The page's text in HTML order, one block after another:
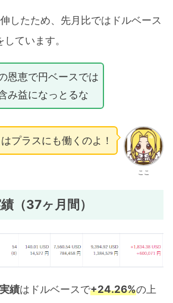
したため、先月比ではドルベース
しています。
恩恵で円ベースでは
み益になっとるな
ここ
プラスにも働くのよ！
（37ヶ月間）
績はドルベースで+24.26%の上